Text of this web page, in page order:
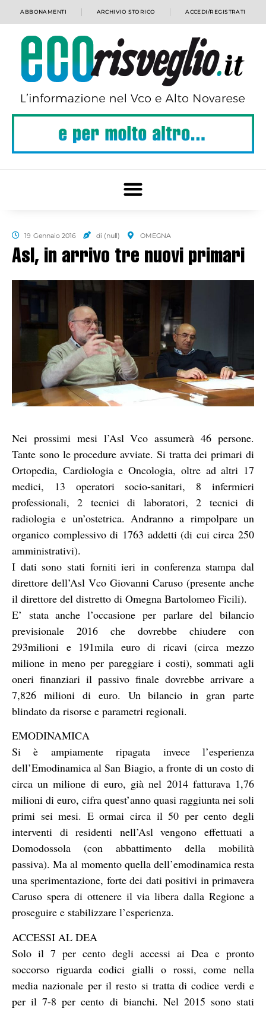
ABBONAMENTI ARCHIVIO STORICO ACCEDI/REGISTRATI
19 Gennaio 2016 di (null) OMEGNA
Asl, in arrivo tre nuovi primari
Nei prossimi mesi l’Asl Vco assumerà 46 persone.
Tante sono le procedure avviate. Si tratta dei primari di
Ortopedia, Cardiologia e Oncologia, oltre ad altri 17
medici, 13 operatori socio-sanitari, 8 infermieri
professionali, 2 tecnici di laboratori, 2 tecnici di
radiologia e un’ostetrica. Andranno a rimpolpare un
organico complessivo di 1763 addetti (di cui circa 250
amministrativi).
I dati sono stati forniti ieri in conferenza stampa dal
direttore dell’Asl Vco Giovanni Caruso (presente anche
il direttore del distretto di Omegna Bartolomeo Ficili).
E’ stata anche l’occasione per parlare del bilancio
previsionale 2016 che dovrebbe chiudere con
293milioni e 191mila euro di ricavi (circa mezzo
milione in meno per pareggiare i costi), sommati agli
oneri finanziari il passivo finale dovrebbe arrivare a
7,826 milioni di euro. Un bilancio in gran parte
blindato da risorse e parametri regionali.
EMODINAMICA
Si è ampiamente ripagata invece l’esperienza
dell’Emodinamica al San Biagio, a fronte di un costo di
circa un milione di euro, già nel 2014 fatturava 1,76
milioni di euro, cifra quest’anno quasi raggiunta nei soli
primi sei mesi. E ormai circa il 50 per cento degli
interventi di residenti nell’Asl vengono effettuati a
Domodossola (con abbattimento della mobilità
passiva). Ma al momento quella dell’emodinamica resta
una sperimentazione, forte dei dati positivi in primavera
Caruso spera di ottenere il via libera dalla Regione a
proseguire e stabilizzare l’esperienza.
ACCESSI AL DEA
Solo il 7 per cento degli accessi ai Dea e pronto
soccorso riguarda codici gialli o rossi, come nella
media nazionale per il resto si tratta di codice verdi e
per il 7-8 per cento di bianchi. Nel 2015 sono stati